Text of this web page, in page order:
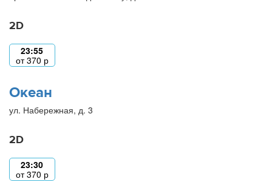
2D
23:55
от370 р
Океан
ул. Набережная, д. 3
2D
23:30
от370 р